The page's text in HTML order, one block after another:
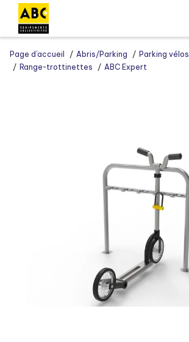
Page d’accueil Abris/Parking
Parking vélos
Range-trottinettes
ABC Expert
Panneau de gestion des cookies